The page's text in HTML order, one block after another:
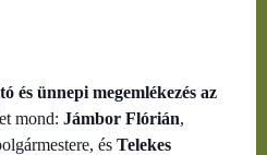
és ünnepi megemlékezés az
mond: Jámbor Flórián,
és Telekes